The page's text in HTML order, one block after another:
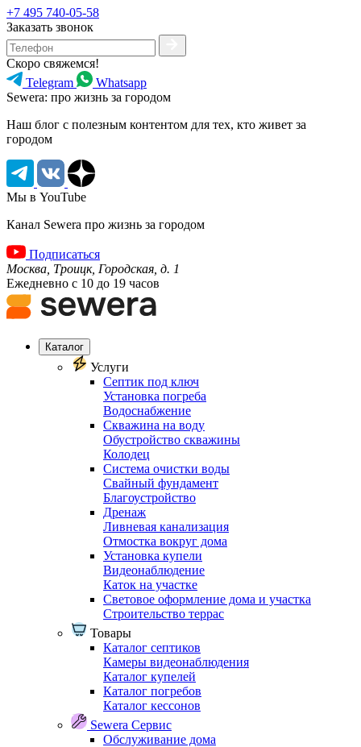
+7 495 740-05-58
Заказать звонок
Скоро свяжемся!
Telegram
Whatsapp
Sewera: про жизнь за городом
Наш блог c полезным контентом для тех, кто живет за
городом
Мы в YouTube
Канал Sewera про жизнь за городом
Подписаться
Москва, Троицк, Городская, д. 1
Ежедневно с 10 до 19 часов
Каталог
Услуги
Септик под ключ
Установка погреба
Водоснабжение
Скважина на воду
Обустройство скважины
Колодец
Система очистки воды
Свайный фундамент
Благоустройство
Дренаж
Ливневая канализация
Отмостка вокруг дома
Установка купели
Видеонаблюдение
Каток на участке
Световое оформление дома и участка
Строительство террас
Товары
Каталог септиков
Камеры видеонаблюдения
Каталог купелей
Каталог погребов
Каталог кессонов
Sewera Сервис
Обслуживание дома